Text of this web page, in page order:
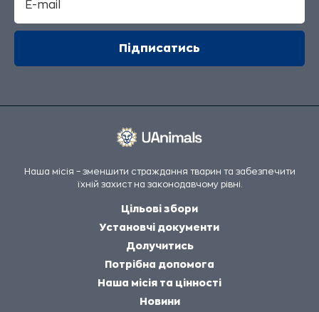
Наша місія – зменшити страждання тварин та забезпечити
їхній захист на законодавчому рівні.
Цільові збори
Установчі документи
Долучитись
Потрібна допомога
Наша місія та цінності
Новини